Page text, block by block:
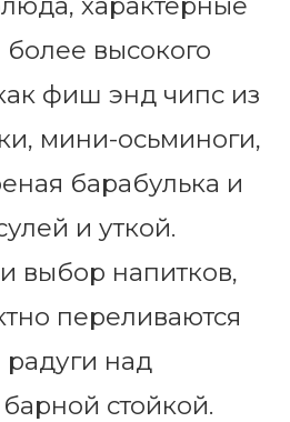
высокого
фиш энд чипс из
мини-осьминоги,
барабулька и
и уткой.
выбор напитков,
переливаются
над
стойкой.